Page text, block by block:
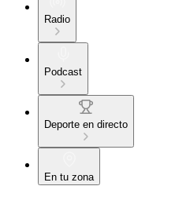
Radio
Podcast
Deporte en directo
En tu zona